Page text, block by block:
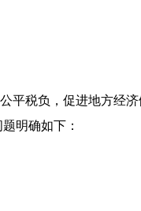
平税负，促进地方经
明确如下：